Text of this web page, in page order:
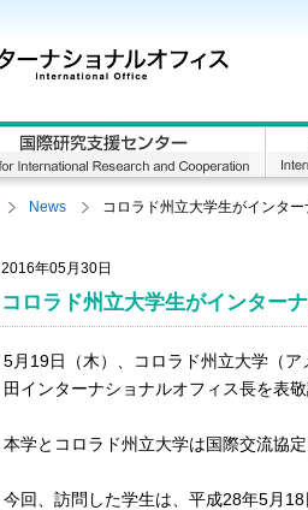
News コロラド州立大学生がインタ
2016年05月30日
コロラド州立大学生がインター
5月19日（木）、コロラド州立大学（
田インターナショナルオフィス長を表敬
本学とコロラド州立大学は国際交流協
今回、訪問した学生は、平成28年5月